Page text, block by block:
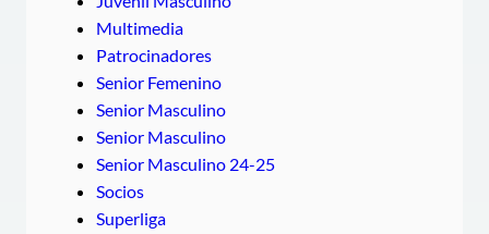
Multimedia
Patrocinadores
Senior Femenino
Senior Masculino
Senior Masculino
Senior Masculino 24-25
Socios
Superliga